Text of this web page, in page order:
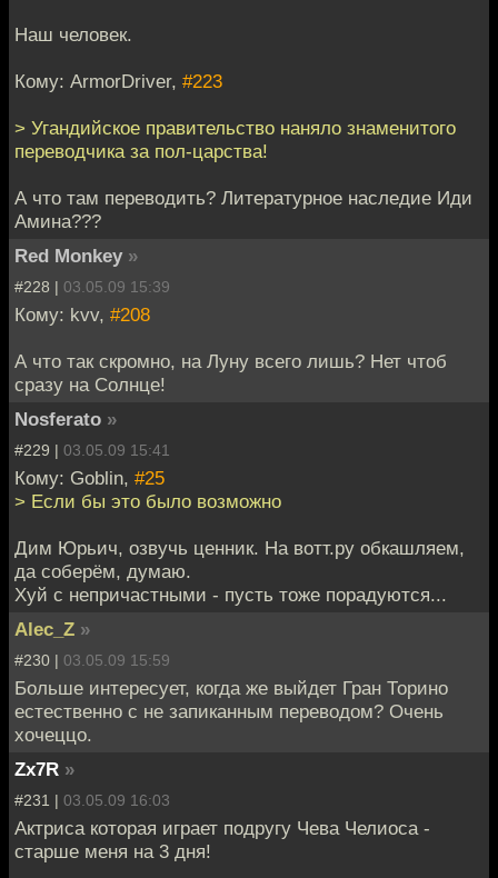
Наш человек.
Кому: ArmorDriver, #223
> Угандийское правительство наняло знаменитого
переводчика за пол-царства!
А что там переводить? Литературное наследие Иди
Амина???
Red Monkey »
#228 | 03.05.09 15:39
Кому: kvv, #208
А что так скромно, на Луну всего лишь? Нет чтоб
сразу на Солнце!
Nosferato »
#229 | 03.05.09 15:41
Кому: Goblin, #25
> Если бы это было возможно
Дим Юрьич, озвучь ценник. На вотт.ру обкашляем,
да соберём, думаю.
Хуй с непричастными - пусть тоже порадуются...
Alec_Z »
#230 | 03.05.09 15:59
Больше интересует, когда же выйдет Гран Торино
естественно с не запиканным переводом? Очень
хочеццо.
Zx7R »
#231 | 03.05.09 16:03
Актриса которая играет подругу Чева Челиоса -
старше меня на 3 дня!